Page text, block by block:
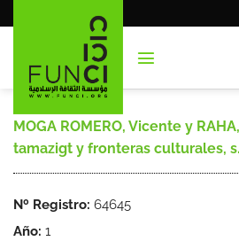
al
MOGA ROMERO, Vicente y
tamazigt y fronteras culturales,
Nº Registro: 64645
Año: 1